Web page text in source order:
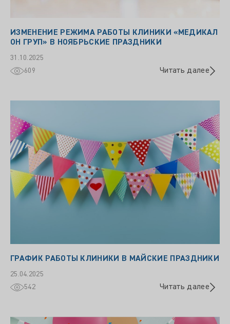
ИЗМЕНЕНИЕ РЕЖИМА РАБОТЫ КЛИНИКИ «МЕДИКАЛ
ОН ГРУП» В НОЯБРЬСКИЕ ПРАЗДНИКИ
31.10.2025
609
Читать далее
ГРАФИК РАБОТЫ КЛИНИКИ В МАЙСКИЕ ПРАЗДНИКИ
25.04.2025
542
Читать далее